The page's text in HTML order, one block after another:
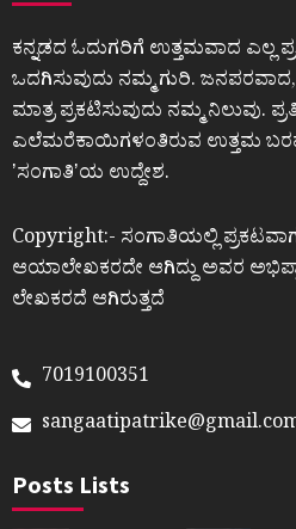
ಕನ್ನಡದ ಓದುಗರಿಗೆ ಉತ್ತಮವಾದ ಎಲ್ಲ
ಒದಗಿಸುವುದು ನಮ್ಮ ಗುರಿ.
ಮಾತ್ರ ಪ್ರಕಟಿಸುವುದು ನಮ್ಮ ನಿಲುವು.
ಎಲೆಮರೆಕಾಯಿಗಳಂತಿರುವ ಉತ್ತಮ
ʼಸಂಗಾತಿʼಯ ಉದ್ದೇಶ.
Copyright:- ಸಂಗಾತಿಯಲ್ಲಿ
ಆಯಾಲೇಖಕರದೇ ಆಗಿದ್ದು ಅವರ
ಲೇಖಕರದೆ ಆಗಿರುತ್ತದೆ
7019100351
Posts Lists